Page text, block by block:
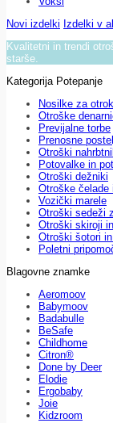
Novi izdelki Izdelki v
Kvalitetni in trendi
starše.
Kategorija Potepanje
Nosilke za
Otroške
Previjalne torbe
Prenosne
Otroški
Potovalke in
Otroški dežniki
Otroške čelade
Vozički marele
Otroški sedeži
Otroški skiroji
Otroški šotori
Poletni
Blagovne znamke
Aeromoov
Babymoov
Badabulle
BeSafe
Childhome
Citron®
Done by Deer
Elodie
Ergobaby
Joie
Kidzroom